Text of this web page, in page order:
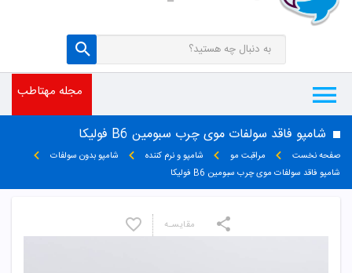
مجله مهتاطب
شامپو فاقد سولفات موی چرب سبومین B6 فولیکا
صفحه نخست مراقبت مو شامپو و نرم کننده
شامپو بدون سولفات
شامپو فاقد سولفات موی چرب سبومین B6 فولیکا
مقایسـه